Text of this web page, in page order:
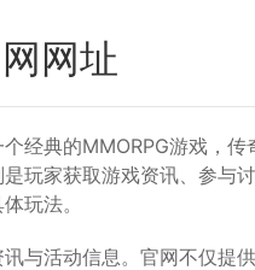
网址
经典的MMORPG游戏，传
玩家获取游戏资讯、参与
玩法。
与活动信息。官网不仅提